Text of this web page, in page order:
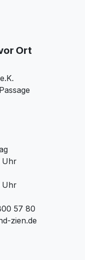
Ort
Uhr
Uhr
57 80
zien.de